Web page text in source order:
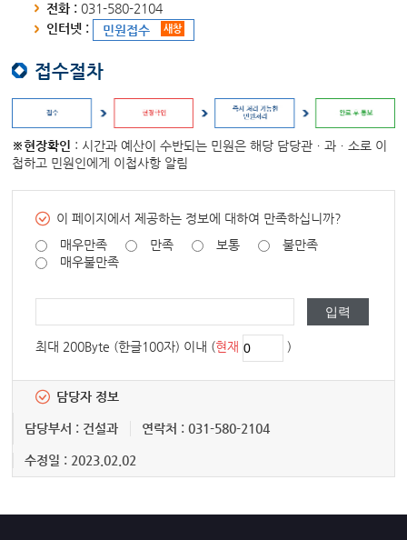
전화 : 031-580-2104
인터넷 :
민원접수 새창
접수절차
※현장확인
: 시간과 예산이 수반되는 민원은 해당 담당관ㆍ과ㆍ소로 이
첩하고 민원인에게 이첩사항 알림
이 페이지에서 제공하는 정보에 대하여 만족하십니까?
매우만족
만족 보통
불만족
매우불만족
최대 200Byte (한글100자) 이내 (현재 )
담당자 정보
담당부서 : 건설과 연락처 : 031-580-2104
수정일 : 2023.02.02